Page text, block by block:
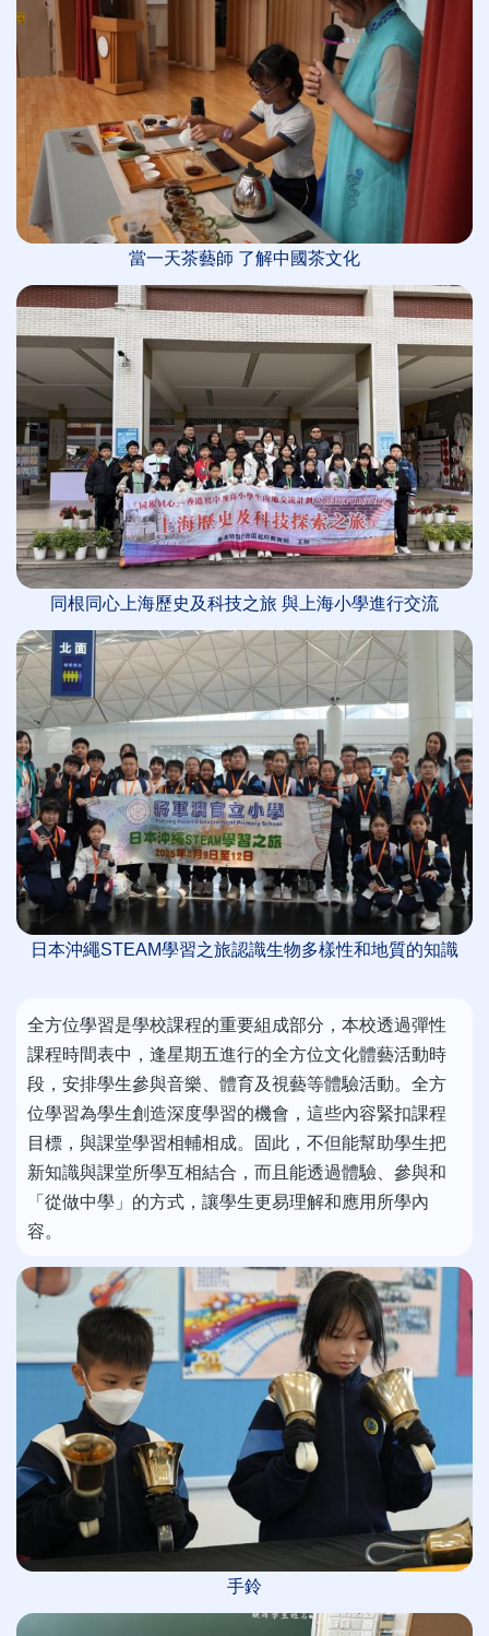
當一天茶藝師 了解中國茶文化
同根同心上海歷史及科技之旅 與上海小學進行交流
日本沖繩STEAM學習之旅認識生物多樣性和地質的知識
全方位學習是學校課程的重要組成部分，本校透過彈性
課程時間表中，逢星期五進行的全方位文化體藝活動時
段，安排學生參與音樂、體育及視藝等體驗活動。全方
位學習為學生創造深度學習的機會，這些內容緊扣課程
目標，與課堂學習相輔相成。固此，不但能幫助學生把
新知識與課堂所學互相結合，而且能透過體驗、參與和
「從做中學」的方式，讓學生更易理解和應用所學內
容。
手鈴